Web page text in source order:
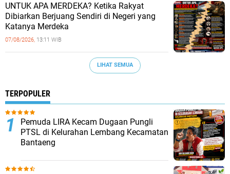
UNTUK APA MERDEKA? Ketika Rakyat
Dibiarkan Berjuang Sendiri di Negeri yang
Katanya Merdeka
07/08/2026, 13:11 WIB
LIHAT SEMUA
TERPOPULER
Pemuda LIRA Kecam Dugaan Pungli
PTSL di Kelurahan Lembang Kecamatan
Bantaeng